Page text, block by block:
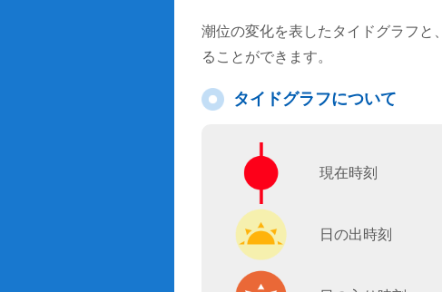
潮位の変化を表したタイドグラフと
ることができます。
タイドグラフについて
現在時刻
日の出時刻